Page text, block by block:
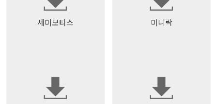
세미모티스 미니락